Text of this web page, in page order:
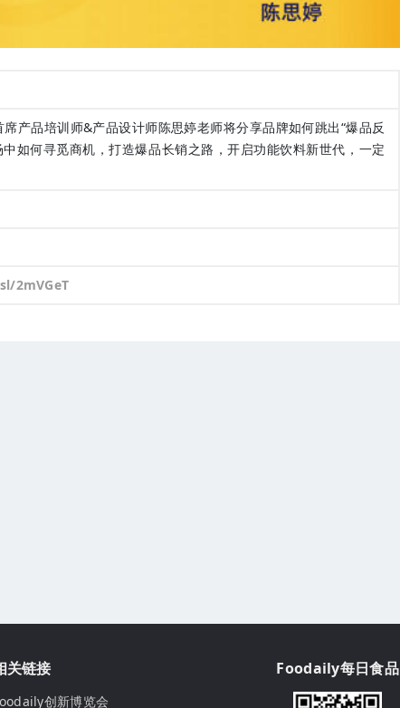
产品培训师&产品设计师陈思婷老师将分享品牌如何跳出“爆品反
如何寻觅商机，打造爆品长销之路，开启功能饮料新世代，一定
2mVGeT
关链接
创新博览会
Foodaily每日食品